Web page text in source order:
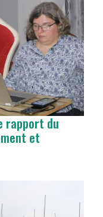
rapport du
et